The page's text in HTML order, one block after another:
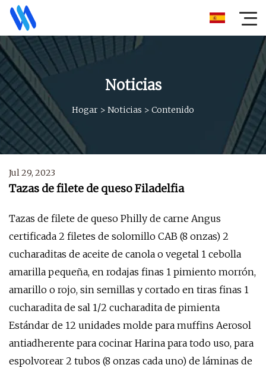
Noticias
Hogar > Noticias > Contenido
Jul 29, 2023
Tazas de filete de queso Filadelfia
Tazas de filete de queso Philly de carne Angus
certificada 2 filetes de solomillo CAB (8 onzas) 2
cucharaditas de aceite de canola o vegetal 1 cebolla
amarilla pequeña, en rodajas finas 1 pimiento morrón,
amarillo o rojo, sin semillas y cortado en tiras finas 1
cucharadita de sal 1/2 cucharadita de pimienta
Estándar de 12 unidades molde para muffins Aerosol
antiadherente para cocinar Harina para todo uso, para
espolvorear 2 tubos (8 onzas cada uno) de láminas de